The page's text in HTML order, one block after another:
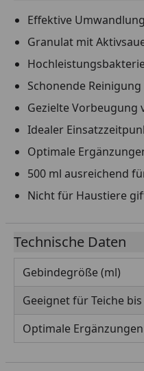
Effektive
Granulat mit
Schonende
Gezielte
Idealer
Optimale
500 ml ausreichend
Nicht für Haustiere
Technische Daten
Gebindegröße (ml)
Geeignet für Teiche bis
Optimale Ergänzungen